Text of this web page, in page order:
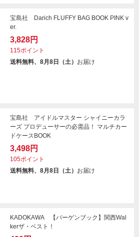
宝島社 Darich FLUFFY BAG BOOK PINK v
er.
3,828円
115ポイント
送料無料、8月8日（土） お届け
宝島社 アイドルマスター シャイニーカラ
ーズ プロデューサーの必需品！ マルチカー
ドケースBOOK
3,498円
105ポイント
送料無料、8月8日（土） お届け
KADOKAWA 【バーゲンブック】関西Wal
kerザ・ベスト！